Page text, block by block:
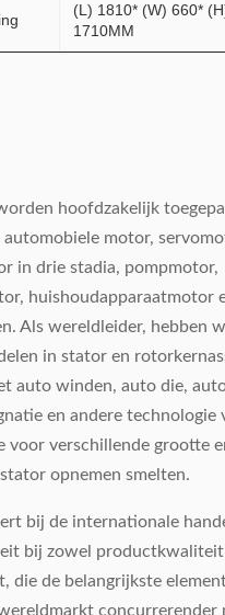
(L) 1810* (W) 660*
1710MM
hoofdzakelijk
automobiele motor,
in drie stadia, pompmotor,
huishoudapparaatmotor
Als wereldleider, hebben
in stator en
auto winden, auto die,
en andere technologie
voor verschillende grootte
opnemen smelten.
bij de internationale
bij zowel productkwaliteit
die de belangrijkste
concurrerender